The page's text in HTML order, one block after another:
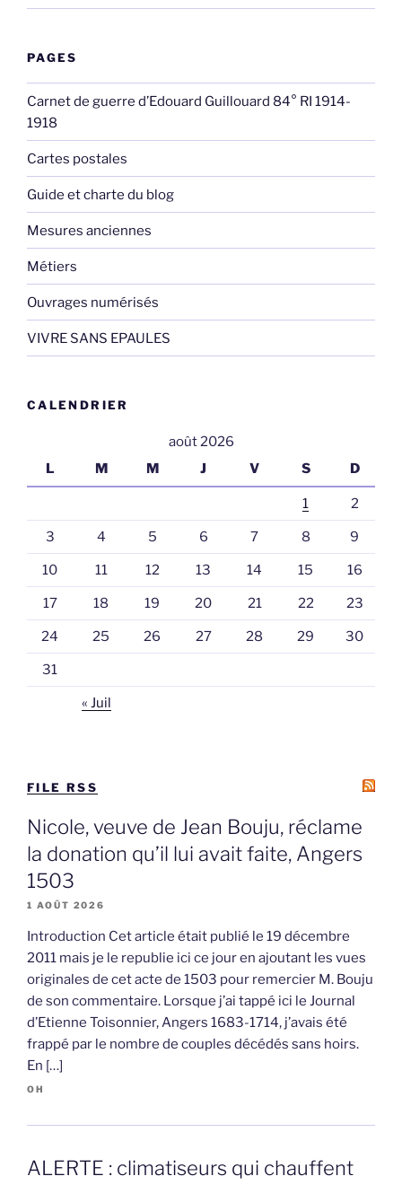
PAGES
Carnet de guerre d’Edouard Guillouard 84° RI 1914-
1918
Cartes postales
Guide et charte du blog
Mesures anciennes
Métiers
Ouvrages numérisés
VIVRE SANS EPAULES
CALENDRIER
août 2026
L
M M J V S D
1 2
3 4 5 6 7 8 9
10 11 12 13 14 15 16
17 18 19 20 21 22 23
24 25 26 27 28 29 30
31
« Juil
FILE RSS
Nicole, veuve de Jean Bouju, réclame
la donation qu’il lui avait faite, Angers
1503
1 AOÛT 2026
Introduction Cet article était publié le 19 décembre
2011 mais je le republie ici ce jour en ajoutant les vues
originales de cet acte de 1503 pour remercier M. Bouju
de son commentaire. Lorsque j’ai tappé ici le Journal
d’Etienne Toisonnier, Angers 1683-1714, j’avais été
frappé par le nombre de couples décédés sans hoirs.
En […]
OH
ALERTE : climatiseurs qui chauffent